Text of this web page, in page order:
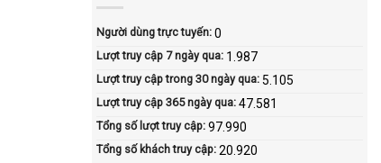
Người dùng trực tuyến: 0
Lượt truy cập 7 ngày qua: 1.987
Lượt truy cập trong 30 ngày qua: 5.105
Lượt truy cập 365 ngày qua: 47.581
Tổng số lượt truy cập: 97.990
Tổng số khách truy cập: 20.920